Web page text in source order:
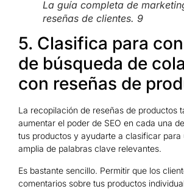
La guía completa de
reseñas de clientes. 9
5. Clasifica para
de búsqueda de
con reseñas de
La recopilación de reseñas de productos
aumentar el poder de SEO en cada una
tus productos y ayudarte a clasificar para
amplia de palabras clave relevantes.
Es bastante sencillo. Permitir que los
comentarios sobre tus productos